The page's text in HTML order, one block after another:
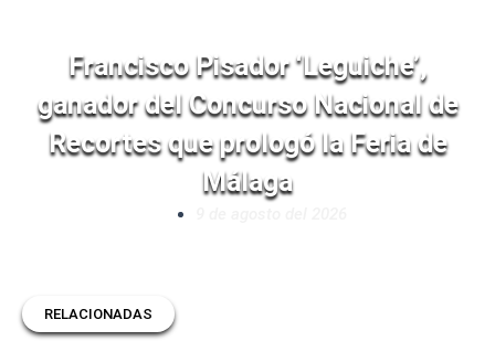
Francisco Pisador ‘Leguiche’,
ganador del Concurso Nacional de
Recortes que prologó la Feria de
Málaga
RELACIONADAS